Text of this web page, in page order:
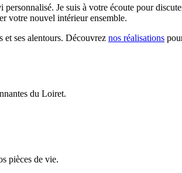
Je suis à votre écoute pour
votre nouvel intérieur ensemble.
et ses alentours. Découvrez nos réalisations
du Loiret.
pièces de vie.